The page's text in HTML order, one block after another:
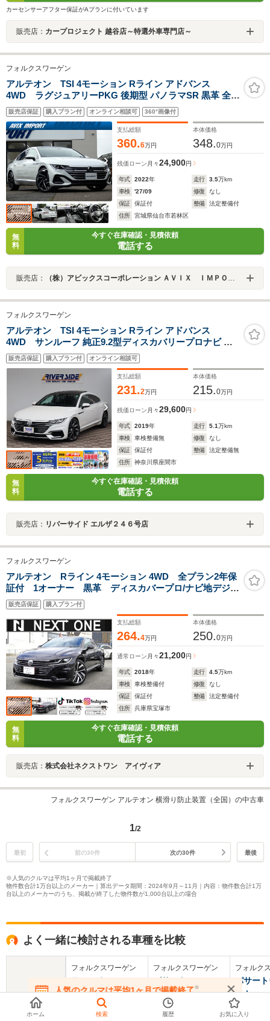
カーセンサーアフター保証がAプランに付いています
販売店： カープロジェクト 越谷店～特選外車専門店～
フォルクスワーゲン
アルテオン TSI 4モーション Rライン アドバンス
4WD ラグジュアリーPKG 後期型 パノラマSR 黒革 全席
シートヒーター 純正ナビ harman/kardon 全周C&パーク
アシスト HUD&オールインセーフティ LEDヘッドライト
液晶メーター キーレスアクセス 純正20AW 禁煙 1オナ
販売店保証 購入プラン付 オンライン相談可 360°画像付
支払総額
360.6万円
本体価格
348.0万円
残価ローン 月々24,900円
年式 2022年 走行 3.5万km
車検
'27/09 修復
なし
保証
保証付 整備
法定整備付
住所
宮城県仙台市若林区
無
料
今すぐ在庫確認・見積依頼
電話する
販売店： （株）アビックスコーポレーション ＡＶＩＸ ＩＭＰＯＲＴ 仙台東インター店
フォルクスワーゲン
アルテオン TSI 4モーション Rライン アドバンス
4WD サンルーフ 純正9.2型ディスカバリープロナビ カ
ープレイ ディナウディオ 全方位カメラ ETC 専用レザー
シート LEDライト 20AW スマートキー シートヒーター
パワーシート アダプティブクルコン 当店下取り車
販売店保証 購入プラン付 オンライン相談可
支払総額
231.2万円
本体価格
215.0万円
残価ローン 月々29,600円
年式 2019年 走行 5.1万km
車検
車検整備無 修復
なし
保証
保証付 整備
法定整備無
住所
神奈川県座間市
無
料
今すぐ在庫確認・見積依頼
電話する
販売店： リバーサイド エルザ２４６号店
フォルクスワーゲン
アルテオン Rライン 4モーション 4WD 全プラン2年保
証付 1オーナー 黒革 ディスカバープロ/ナビ地デジB
カメラ/カープレイ/ETC 衝突軽減 ブラインドスポット
モニター アンビエントライト パワーバックドア シ
ートヒーター LEDヘッドライト
販売店保証 購入プラン付
支払総額
264.4万円
本体価格
250.0万円
通常ローン 月々21,200円
年式 2018年 走行 4.5万km
車検
車検整備付 修復
なし
保証
保証付 整備
法定整備付
住所
兵庫県宝塚市
無
料
今すぐ在庫確認・見積依頼
電話する
販売店： 株式会社ネクストワン アイヴィア
フォルクスワーゲン アルテオン 横滑り防止装置（全国）の中古車
1/2
最初 前の30件 次の30件 最後
※人気のクルマは平均1ヶ月で掲載終了
物件数合計1万台以上のメーカー｜算出データ期間：2024年9月～11月｜内容：物件数合計1万
台以上のメーカーのうち、掲載が終了した物件数が1,000台以上の場合
よく一緒に検討される車種を比較
基本情報
フォルクスワーゲン
アルテオンシュー
ティングブレーク
フォルクスワーゲン
パサート
フォルク
パサー
ント
人気のクルマは平均1ヶ月で掲載終了※
在庫が無くなる前にお問い合わせください
ホーム 検索 履歴 お気に入り